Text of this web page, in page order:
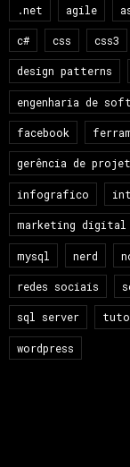
.net agile
c# css css3
design patterns
engenharia de
facebook
gerência de
infografico
marketing digital
mysql nerd
redes sociais
sql server
wordpress